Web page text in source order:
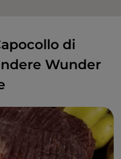
di
Wunder